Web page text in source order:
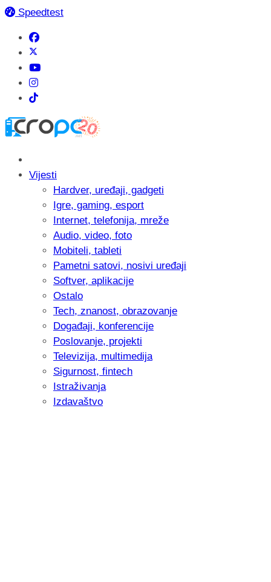
Speedtest
Vijesti
Hardver, uređaji, gadgeti
Igre, gaming, esport
Internet, telefonija, mreže
Audio, video, foto
Mobiteli, tableti
Pametni satovi, nosivi uređaji
Softver, aplikacije
Ostalo
Tech, znanost, obrazovanje
Događaji, konferencije
Poslovanje, projekti
Televizija, multimedija
Sigurnost, fintech
Istraživanja
Izdavaštvo